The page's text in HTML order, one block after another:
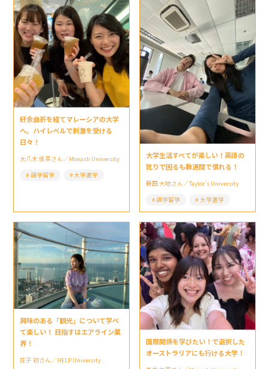
紆余曲折を経てマレーシアの大学
へ。ハイレベルで刺激を受ける
日々！
大八木 佳菜さん／Monash University
語学留学
大学進学
大学生活すべてが楽しい！英語の
訛りで困るも数週間で慣れる！
藤田 大地さん／Taylor’s University
語学留学
大学進学
興味のある「観光」について学べ
て楽しい！ 目指すはエアライン業
界！
庄子 初さん／HELP University
国際関係を学びたい！で選択した
オーストラリアにも行ける大学！